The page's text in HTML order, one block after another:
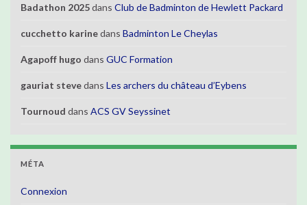
Badathon 2025dans Club de Badminton de Hewlett Packard
cucchetto karinedans Badminton Le Cheylas
Agapoff hugo dans GUC Formation
gauriat stevedans Les archers du château d’Eybens
Tournoud dans ACS GV Seyssinet
MÉTA
Connexion